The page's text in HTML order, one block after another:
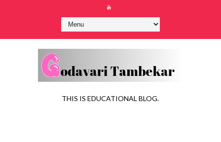
THIS IS EDUCATIONAL BLOG.